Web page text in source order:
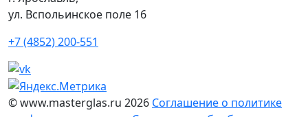
ул. Вспольинское поле 16
+7 (4852) 200-551
© www.masterglas.ru 2026 Соглашение о политике